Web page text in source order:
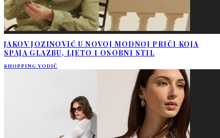
JAKOV JOZINOVIĆ U NOVOJ MODNOJ PRIČI KOJA
SPAJA GLAZBU, LJETO I OSOBNI STIL
SHOPPING VODIČ